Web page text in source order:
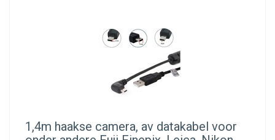
1,4m haakse camera, av datakabel voor